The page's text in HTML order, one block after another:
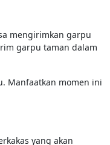
mengirimkan garpu
garpu taman dalam
Manfaatkan momen ini
yang akan